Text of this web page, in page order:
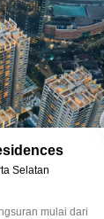
Selatan
mulai dari